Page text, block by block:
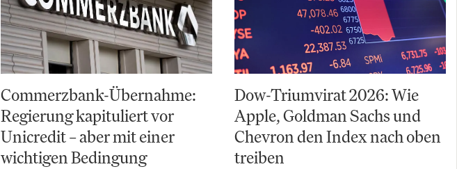
Commerzbank-Übernahme:
Regierung kapituliert vor
Unicredit – aber mit einer
wichtigen Bedingung
Dow-Triumvirat 2026: Wie
Apple, Goldman Sachs und
Chevron den Index nach oben
treiben